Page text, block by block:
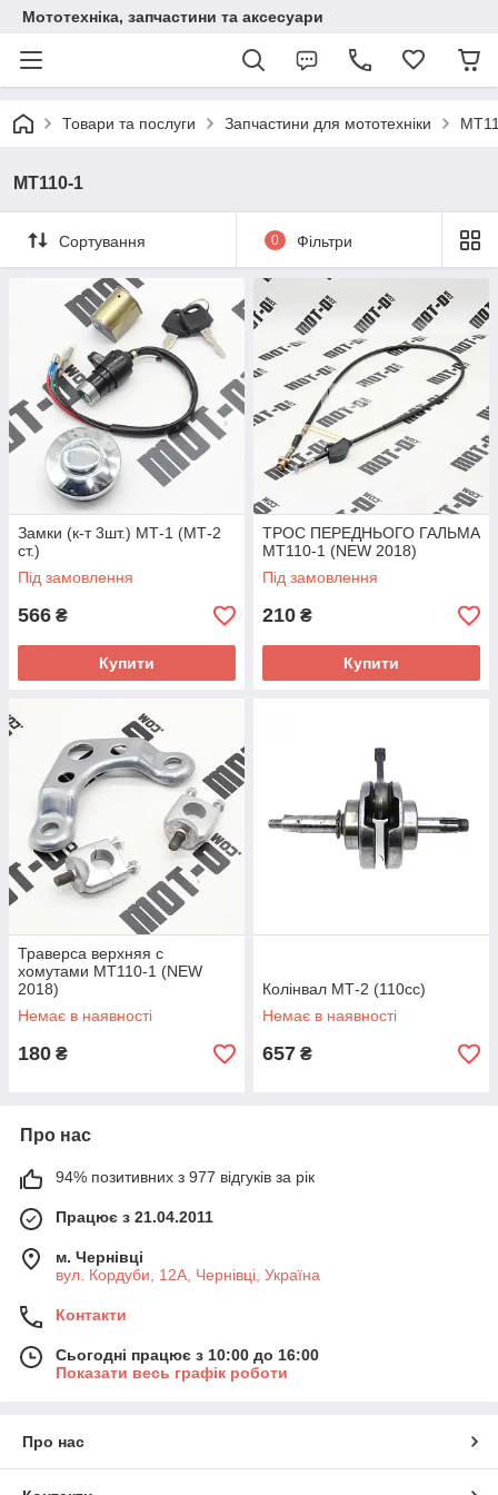
Мототехніка, запчастини та аксесуари
Товари та послуги Запчастини для мототехніки
MT110-1
Сортування 0 Фільтри
Замки (к-т 3шт.) МТ-1 (МТ-2
ст.)
Під замовлення
566 ₴
Купити
ТРОС ПЕРЕДНЬОГО ГАЛЬМА
МТ110-1 (NEW 2018)
Під замовлення
210 ₴
Купити
Траверса верхняя с
хомутами МТ110-1 (NEW
2018)
Немає в наявності
180 ₴
Колінвал МТ-2 (110сс)
Немає в наявності
657 ₴
Про нас
94% позитивних з 977 відгуків за рік
Працює з 21.04.2011
м. Чернівці
вул. Кордуби, 12А, Чернівці, Україна
Контакти
Сьогодні працює з 10:00 до 16:00
Показати весь графік роботи
Про нас